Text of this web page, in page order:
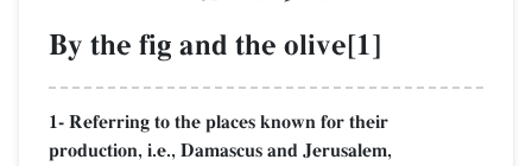
By the fig and the olive[1]
1- Referring to the places known for their
production, i.e., Damascus and Jerusalem,